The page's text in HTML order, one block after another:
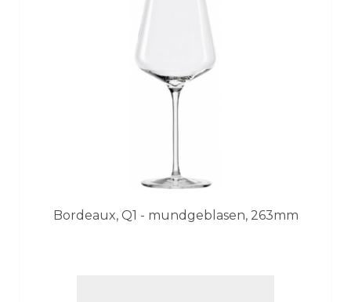
Bordeaux, Q1 - mundgeblasen, 263mm